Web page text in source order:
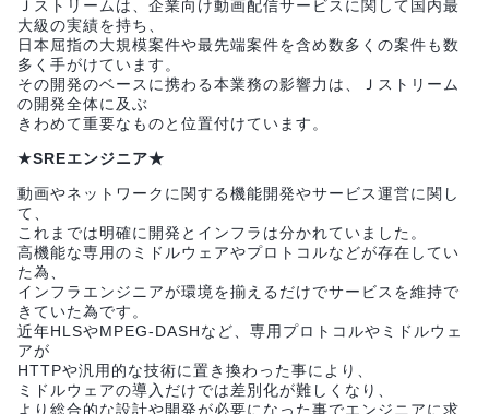
Ｊストリームは、企業向け動画配信サービスに関して国内最
大級の実績を持ち、
日本屈指の大規模案件や最先端案件を含め数多くの案件も数
多く手がけています。
その開発のベースに携わる本業務の影響力は、Ｊストリーム
の開発全体に及ぶ
きわめて重要なものと位置付けています。
★SREエンジニア★
動画やネットワークに関する機能開発やサービス運営に関し
て、
これまでは明確に開発とインフラは分かれていました。
高機能な専用のミドルウェアやプロトコルなどが存在してい
た為、
インフラエンジニアが環境を揃えるだけでサービスを維持で
きていた為です。
近年HLSやMPEG-DASHなど、専用プロトコルやミドルウェ
アが
HTTPや汎用的な技術に置き換わった事により、
ミドルウェアの導入だけでは差別化が難しくなり、
より総合的な設計や開発が必要になった事でエンジニアに求